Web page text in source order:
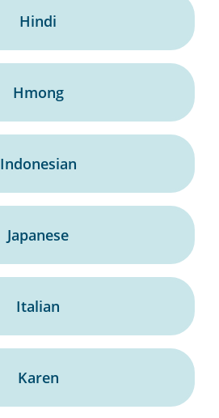
Hindi
Hmong
Indonesian
Japanese
Italian
Karen